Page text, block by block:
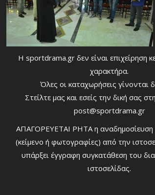
Η sportdrama.gr δεν είναι επιχείρηση
χαρακτήρα.
Όλες οι καταχωρήσεις γίνονται
Στείλτε μας και εσείς την δική σας
post@sportdrama.gr
ΑΠΑΓΟΡΕΥΕΤΑΙ ΡΗΤΑ η αναδημοσίευση
(κείμενο ή φωτογραφίες) από την
υπάρξει έγγραφη συγκατάθεση του
ιστοσελίδας.